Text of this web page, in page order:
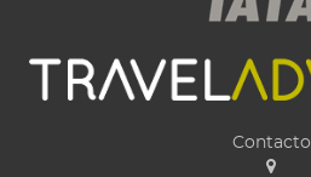
Contacto